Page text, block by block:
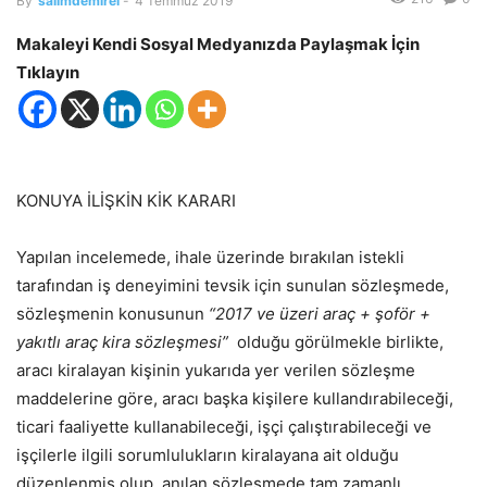
Makaleyi Kendi Sosyal Medyanızda Paylaşmak İçin
Tıklayın
KONUYA İLİŞKİN KİK KARARI
Yapılan incelemede, ihale üzerinde bırakılan istekli
tarafından iş deneyimini tevsik için sunulan sözleşmede,
sözleşmenin konusunun “2017 ve üzeri araç + şoför +
yakıtlı araç kira sözleşmesi” olduğu görülmekle birlikte,
aracı kiralayan kişinin yukarıda yer verilen sözleşme
maddelerine göre, aracı başka kişilere kullandırabileceği,
ticari faaliyette kullanabileceği, işçi çalıştırabileceği ve
işçilerle ilgili sorumlulukların kiralayana ait olduğu